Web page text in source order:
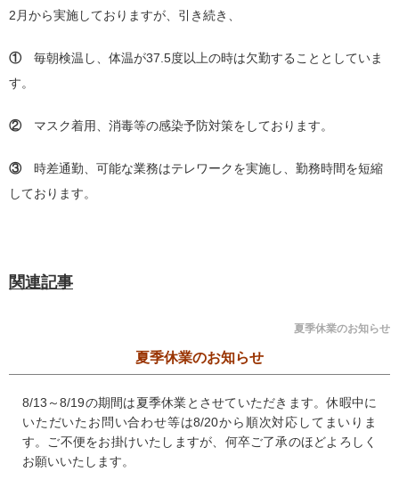
2月から実施しておりますが、引き続き、
①毎朝検温し、体温が37.5度以上の時は欠勤することとしていま
す。
②マスク着用、消毒等の感染予防対策をしております。
③時差通勤、可能な業務はテレワークを実施し、勤務時間を短縮
しております。
関連記事
夏季休業のお知らせ
夏季休業のお知らせ
8/13～8/19の期間は夏季休業とさせていただきます。休暇中に
いただいたお問い合わせ等は8/20から順次対応してまいりま
す。ご不便をお掛けいたしますが、何卒ご了承のほどよろしく
お願いいたします。